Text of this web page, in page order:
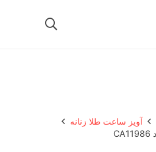
آویز ساعت طلا زنانه